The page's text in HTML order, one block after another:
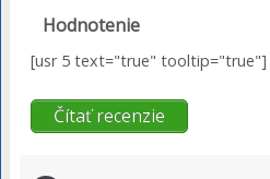
Hodnotenie
[usr 5 text="true" tooltip="true"]
Čítať recenzie